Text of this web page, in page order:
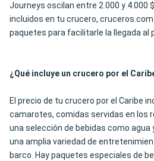
Journeys oscilan entre 2.000 y 4.000
incluidos en tu crucero,
paquetes para facilitarle la llegada al
¿Qué incluye un crucero por el
El precio de tu crucero por el Caribe
camarotes, comidas servidas en los
una selección de bebidas como
una amplia variedad de
barco. Hay paquetes especiales de